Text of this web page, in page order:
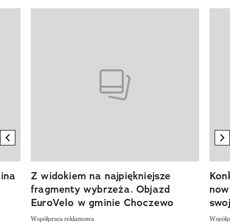
previous element
Z widokiem na najpiękniejsze
fragmenty wybrzeża. Objazd
EuroVelo w gminie Choczewo
Współpraca reklamowa